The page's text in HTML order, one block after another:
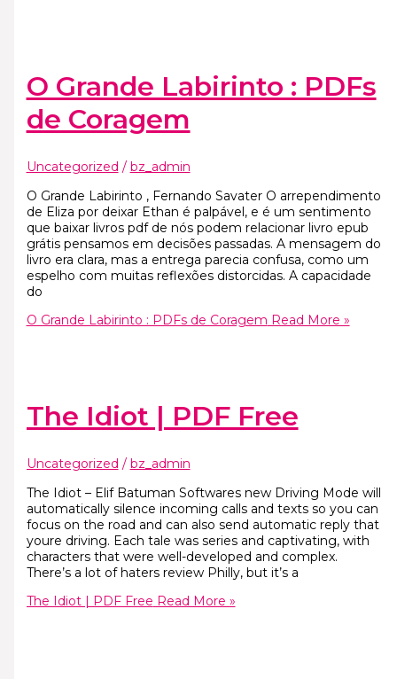
O Grande Labirinto : PDFs
de Coragem
Uncategorized / bz_admin
O Grande Labirinto , Fernando Savater O arrependimento
de Eliza por deixar Ethan é palpável, e é um sentimento
que baixar livros pdf de nós podem relacionar livro epub
grátis pensamos em decisões passadas. A mensagem do
livro era clara, mas a entrega parecia confusa, como um
espelho com muitas reflexões distorcidas. A capacidade
do
O Grande Labirinto : PDFs de Coragem Read More »
The Idiot | PDF Free
Uncategorized / bz_admin
The Idiot – Elif Batuman Softwares new Driving Mode will
automatically silence incoming calls and texts so you can
focus on the road and can also send automatic reply that
youre driving. Each tale was series and captivating, with
characters that were well-developed and complex.
There’s a lot of haters review Philly, but it’s a
The Idiot | PDF Free Read More »